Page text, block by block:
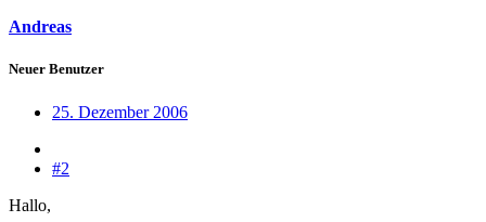
Andreas
Neuer Benutzer
25. Dezember 2006
#2
Hallo,